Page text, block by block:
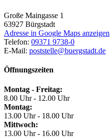
Große Maingasse 1
63927 Bürgstadt
Adresse in Google Maps anzeigen
Telefon: 09371 9738-0
E-Mail: poststelle@buergstadt.de
Öffnungszeiten
Montag - Freitag:
8.00 Uhr - 12.00 Uhr
Montag:
13.00 Uhr - 18.00 Uhr
Mittwoch:
13.00 Uhr - 16.00 Uhr